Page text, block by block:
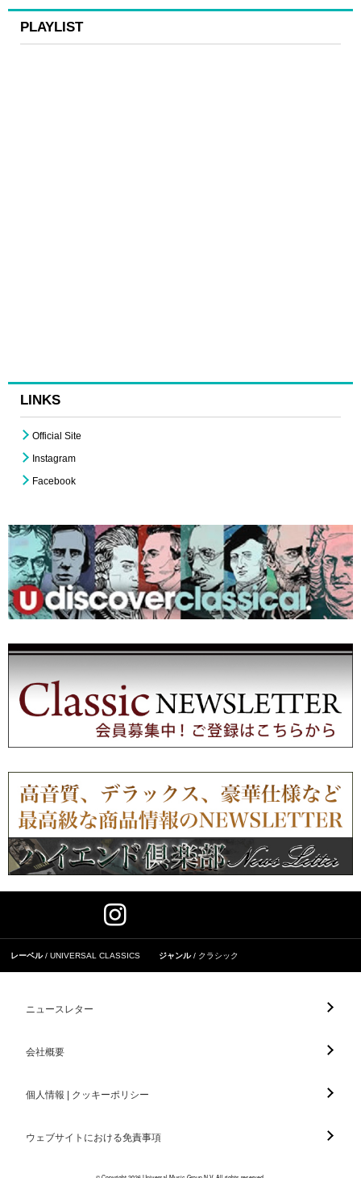
PLAYLIST
LINKS
Official Site
Instagram
Facebook
レーベル UNIVERSAL CLASSICS ジャンル クラシック
ニュースレター
会社概要
個人情報 | クッキーポリシー
ウェブサイトにおける免責事項